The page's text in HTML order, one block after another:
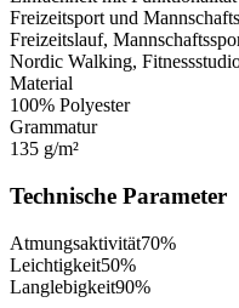
Freizeitsport und
Freizeitslauf,
Nordic Walking,
Material
100% Polyester
Grammatur
135 g/m²
Technische Parameter
Atmungsaktivität70%
Leichtigkeit50%
Langlebigkeit90%